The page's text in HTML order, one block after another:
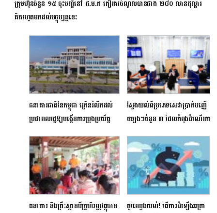
ក្រុមហ៊ុនចំនួន ១៥ ចុះបញ្ជីនៅ ផ.ម.ក កៀរគរចំណូលបានជាង ២៨០ លានដុល្លារ
គិតរហូតមកដល់បច្ចុប្បន្ននេះ
ធនាគារជាតិនៃកម្ពុជា ក្រើនរំលឹកដល់
ប្រជាពលរដ្ឋឱ្យបង្កើនការប្រុងប្រយ័ត្ន
ច្បាប់ពីជនខិលខូចមួយចំនួន
ស្វែងយល់ពីប្រភេទសេវាប្រាក់បញ្ញើ
ចម្បងៗចំនួន ៣​ ដែលកំពុងដំណើរការ
ធនាគារ និងគ្រឹះស្ថានមីក្រូហិរញ្ញវត្ថុមាន
គួរឈ្វេងយល់! តើការដំឡើងអត្រា